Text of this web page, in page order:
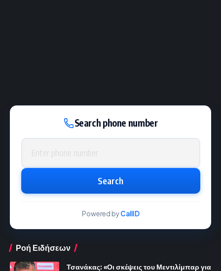
Search phone number
Phone number
Search
Powered byCallID
Ροή Ειδήσεων
Τσανάκας: «Οι σκέψεις του Μεντιλίμπαρ για